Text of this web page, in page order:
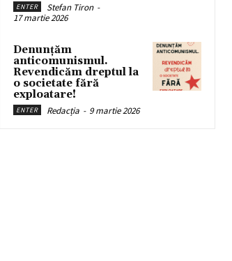
ENTER Stefan Tiron -
17 martie 2026
Denunțăm
anticomunismul.
Revendicăm dreptul la
o societate fără
exploatare!
ENTER Redacția - 9 martie 2026